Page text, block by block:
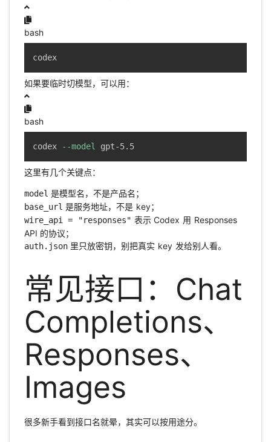
bash
codex
如果要临时切模型，可以用：
bash
codex --model gpt-5.5
这里有几个关键点：
model 是模型名，不是产品名；
base_url 是服务地址，不是 key；
wire_api = "responses" 表示 Codex 用 Responses
API 的协议；
auth.json里只放密钥，别把真实 key 发给别人看。
常见接口：Chat
Completions、
Responses、
Images
很多新手看到接口名就晕，其实可以按用途分。